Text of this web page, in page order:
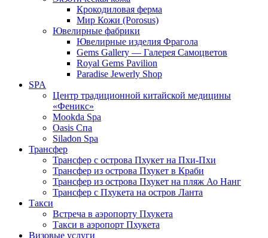
Крокодиловая ферма
Мир Кожи (Porosus)
Ювелирные фабрики
Ювелирные изделия Фрагола
Gems Gallery — Галерея Самоцветов
Royal Gems Pavilion
Paradise Jewerly Shop
SPA
Центр традиционной китайской медицины
«Феникс»
Mookda Spa
Oasis Спа
Siladon Spa
Трансфер
Трансфер с острова Пхукет на Пхи-Пхи
Трансфер из острова Пхукет в Краби
Трансфер из острова Пхукет на пляж Ао Нанг
Трансфер с Пхукета на остров Ланта
Такси
Встреча в аэропорту Пхукета
Такси в аэропорт Пхукета
Визовые услуги